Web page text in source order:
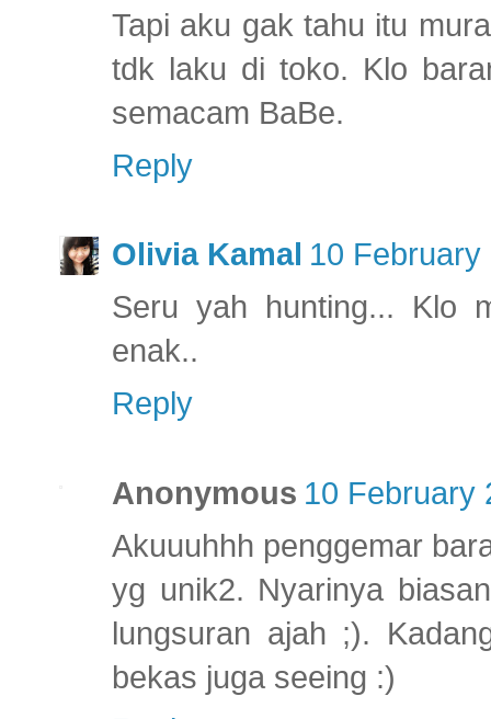
Tapi aku gak tahu itu
tdk laku di toko. Klo
semacam BaBe.
Reply
Olivia Kamal 10
Seru yah hunting... Klo
enak..
Reply
Anonymous 10 February
Akuuuhhh penggemar
yg unik2. Nyarinya
lungsuran ajah ;).
bekas juga seeing :)